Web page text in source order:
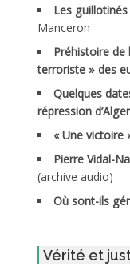
ADANE
ADDAD
ADDALA
ADDANE
ADDECHE Rachid
Les
Manceron
Préhistoire de
terroriste » des
Quelques
répression d’Alger
« Une victoire
Pierre Vidal-
(archive audio)
Où sont-ils
Vérité et